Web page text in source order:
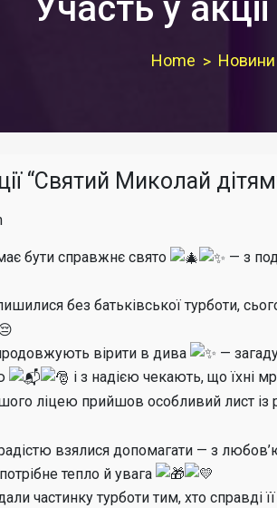
Участь у
Home Новини
“Святий Миколай
бути справжнє свято
— з
без батьківської турботи,
вірити в дива
—
і з надією чекають, що їхні
ліцею прийшов особливий лист із
взялися допомагати — з
тепло й увага
частинку турботи тим, хто справді